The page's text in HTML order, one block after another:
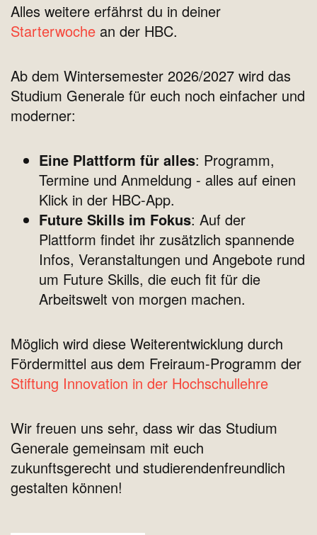
Alles weitere erfährst du in deiner
Starterwoche an der HBC.
Ab dem Wintersemester 2026/2027 wird das
Studium Generale für euch noch einfacher und
moderner:
Eine Plattform für alles: Programm,
Termine und Anmeldung - alles auf einen
Klick in der HBC-App.
Future Skills im Fokus: Auf der
Plattform findet ihr zusätzlich spannende
Infos, Veranstaltungen und Angebote rund
um Future Skills, die euch fit für die
Arbeitswelt von morgen machen.
Möglich wird diese Weiterentwicklung durch
Fördermittel aus dem Freiraum-Programm der
Stiftung Innovation in der Hochschullehre
Wir freuen uns sehr, dass wir das Studium
Generale gemeinsam mit euch
zukunftsgerecht und studierendenfreundlich
gestalten können!